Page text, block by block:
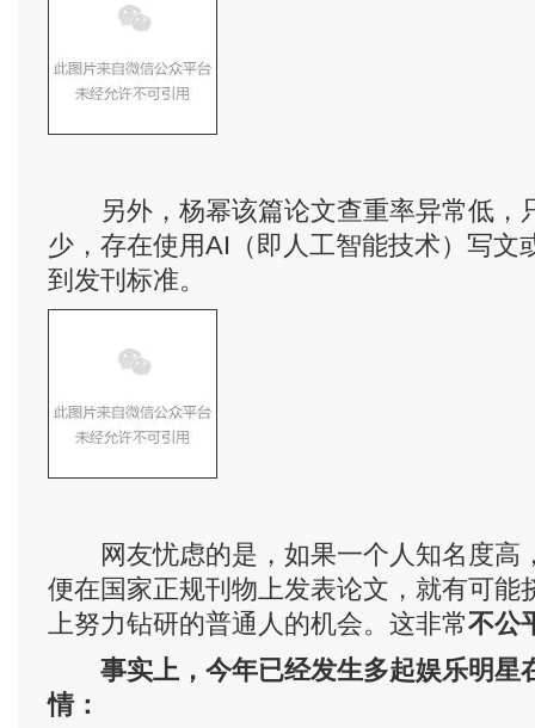
另外，杨幂该篇论文查重率异常低，
少，存在使用AI（即人工智能技术）写文
到发刊标准。
网友忧虑的是，如果一个人知名度高
便在国家正规刊物上发表论文，就有可能
上努力钻研的普通人的机会。这非常不公
事实上，今年已经发生多起娱乐明星
情：